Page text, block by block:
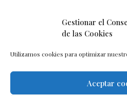
Gestionar el
de las Cookies
Utilizamos cookies para optimizar
Aceptar